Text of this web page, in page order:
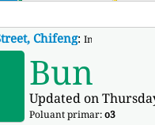
Chifeng:Indicele
Bun
Updated on
Poluant primar:o3